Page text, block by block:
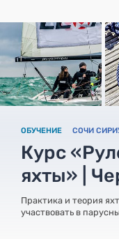
ОБУЧЕНИЕ СОЧИ
Курс
яхты» |
Практика и теория
участвовать в